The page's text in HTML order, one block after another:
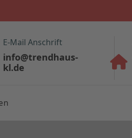
E-Mail Anschrift
info@trendhaus-
kl.de